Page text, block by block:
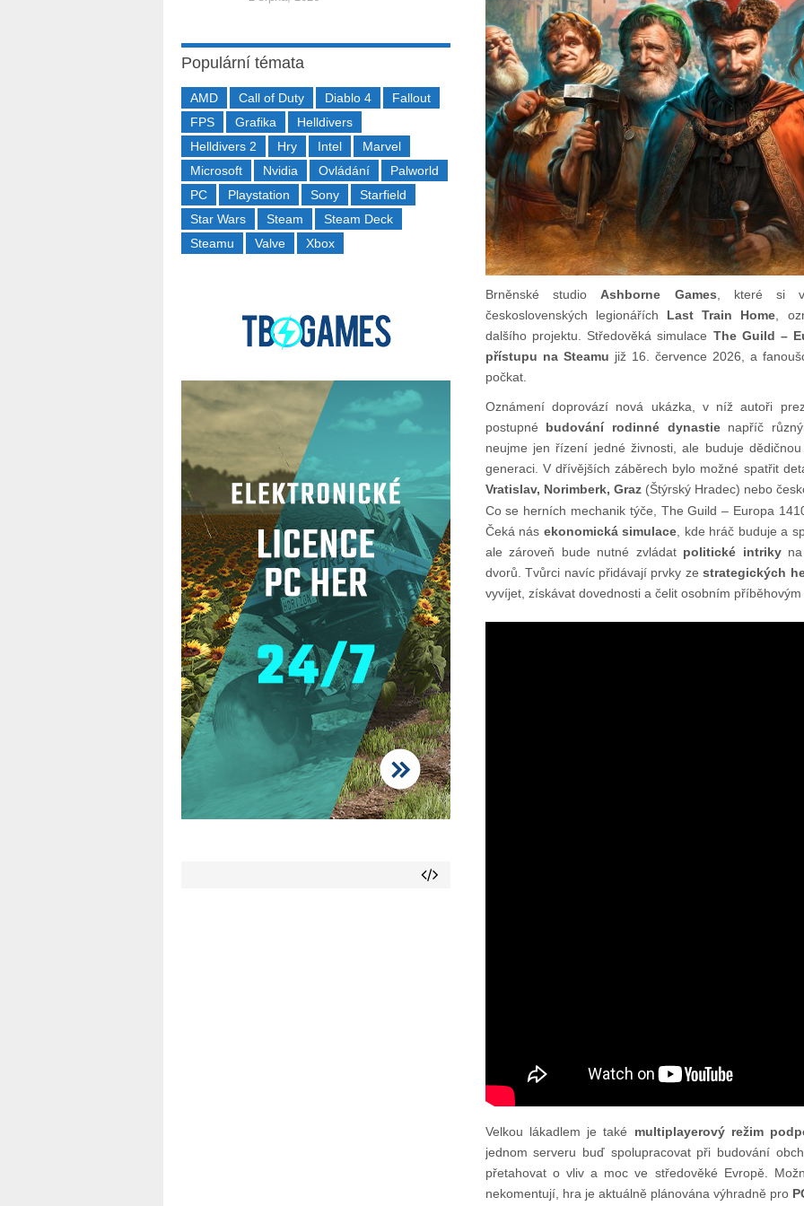
Brněnské studio Ashborne Games , které si
československých legionářích Last Train Home ,
dalšího projektu. Středověká simulace The Guild –
přístupu na Steamu již 16. července 2026, a
počkat.
Oznámení doprovází nová ukázka, v níž autoři
postupné budování rodinné dynastienapříč
neujme jen řízení jedné živnosti, ale buduje
generaci. V dřívějších záběrech bylo možné spatřit
Vratislav, Norimberk, Graz(Štýrský Hradec) nebo
Co se herních mechanik týče, The Guild – Europa
Čeká nás ekonomická simulace , kde hráč buduje a
ale zároveň bude nutné zvládat politické intrikyna
dvorů. Tvůrci navíc přidávají prvky zestrategických
vyvíjet, získávat dovednosti a čelit osobním příběhovým
Velkou lákadlem je také multiplayerový režim
jednom serveru buď spolupracovat při budování
přetahovat o vliv a moc ve středověké Evropě.
nekomentují, hra je aktuálně plánována výhradně pro
Populární témata
AMD Call of Duty Diablo 4
Fallout
FPS
Grafika
Helldivers
Helldivers 2
Hry Intel
Marvel
Microsoft
Nvidia Ovládání
Palworld
PC
Playstation Sony
Starfield
Star Wars
Steam
Steam Deck
Steamu
Valve Xbox